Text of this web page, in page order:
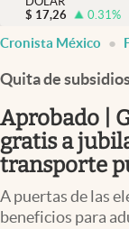
Pc y celular
Vida y estilo
Tv
$ 17,26 0.31%
Cronista México
Quita de
Aprobado |
gratis a
transporte
A puertas de las
beneficios para